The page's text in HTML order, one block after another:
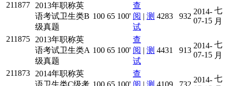
211877
2013年职称英
语考试卫生类B
级真题
100 65 100'
查
阅 | 测
试
4283 932
2014-
07-15
七
月
211875
2013年职称英
语考试卫生类A
级真题
100 65 100'
查
阅 | 测
试
4431 913
2014-
07-15
七
月
211873
2014年职称英
查
2014- 七